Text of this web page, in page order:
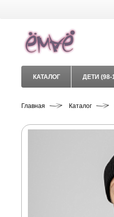
КАТАЛОГ ДЕТИ (98-
Главная Каталог